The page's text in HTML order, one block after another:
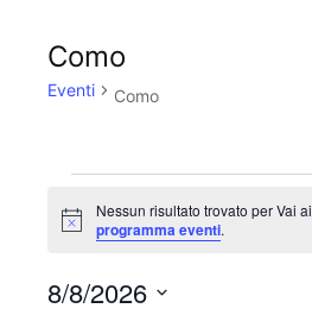
Como
Eventi Como
Eventi
Notice
Nessun risultato trovato per Vai ai
programma eventi.
8/8/2026